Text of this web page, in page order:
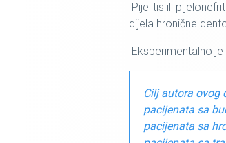
Pijelitis ili
dijela hronične
Eksperimentalno
Cilj autora ovog
pacijenata sa
pacijenata sa